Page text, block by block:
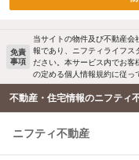
免責
事項
当サイトの物件及び不動産会
報であり、ニフティライフス
ださい。本サービス内でお客
の定める個人情報規約に従っ
不動産・住宅情報のニフティ
ニフティ不動産